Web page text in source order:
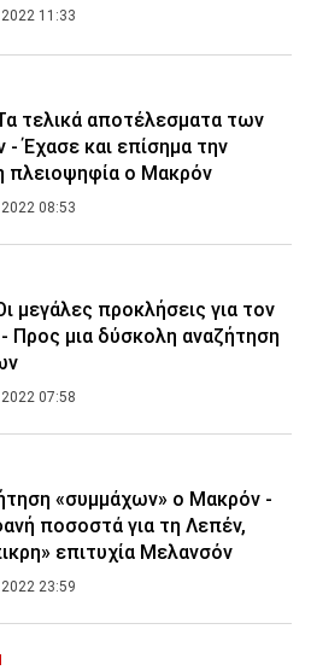
2022 11:33
τελικά αποτέλεσματα των
- Έχασε και επίσημα την
πλειοψηφία ο Μακρόν
2022 08:53
μεγάλες προκλήσεις για τον
Προς μια δύσκολη αναζήτηση
2022 07:58
«συμμάχων» ο Μακρόν -
ποσοστά για τη Λεπέν,
επιτυχία Μελανσόν
2022 23:59